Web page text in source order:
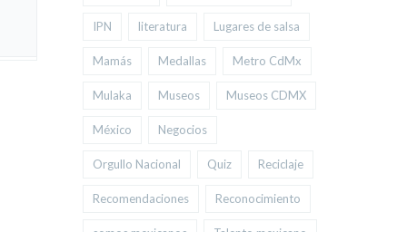
IPN literatura Lugares de salsa
Mamás Medallas Metro CdMx
Mulaka Museos Museos CDMX
México Negocios
Orgullo Nacional Quiz Reciclaje
Recomendaciones Reconocimiento